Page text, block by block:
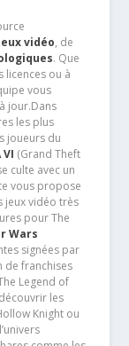
vidéo, de
. Que
licences ou à
vous
jour.Dans
les plus
joueurs du
VI (Grand Theft
culte avec un
vous propose
jeux vidéo très
pour The
Wars
signées par
de franchises
Legend of
les
Knight ou